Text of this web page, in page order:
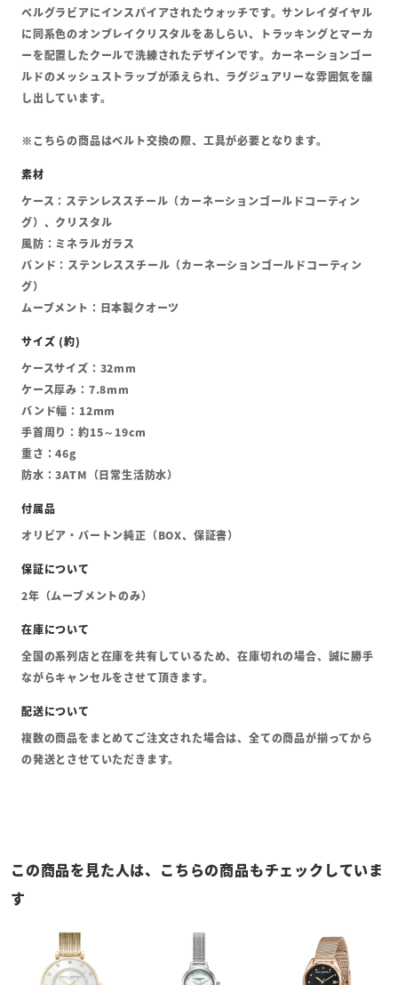
ベルグラビアにインスパイアされたウォッチです。サンレイダイヤル
に同系色のオンブレイクリスタルをあしらい、トラッキングとマーカ
ーを配置したクールで洗練されたデザインです。カーネーションゴー
ルドのメッシュストラップが添えられ、ラグジュアリーな雰囲気を醸
し出しています。
※こちらの商品はベルト交換の際、工具が必要となります。
ケース：ステンレススチール（カーネーションゴールドコーティン
グ）、クリスタル
風防：ミネラルガラス
バンド：ステンレススチール（カーネーションゴールドコーティン
グ）
ムーブメント：日本製クオーツ
ケースサイズ：32mm
ケース厚み：7.8mm
バンド幅：12mm
手首周り：約15～19cm
重さ：46g
防水：3ATM（日常生活防水）
オリビア・バートン純正（BOX、保証書）
2年（ムーブメントのみ）
全国の系列店と在庫を共有しているため、在庫切れの場合、誠に勝手
ながらキャンセルをさせて頂きます。
複数の商品をまとめてご注文された場合は、全ての商品が揃ってから
の発送とさせていただきます。
この商品を見た人は、こちらの商品もチェックしていま
す